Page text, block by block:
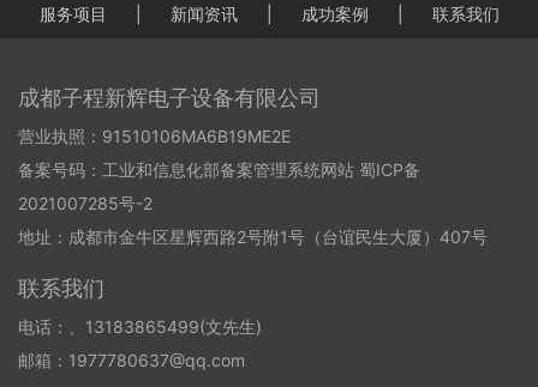
服务项目 新闻资讯 成功案例 联系我们
成都子程新辉电子设备有限公司
营业执照：91510106MA6B19ME2E
备案号码： 工业和信息化部备案管理系统网站 蜀ICP备
2021007285号-2
地址：成都市金牛区星辉西路2号附1号（台谊民生大厦）407号
联系我们
电话：、13183865499(文先生)
邮箱：1977780637@qq.com